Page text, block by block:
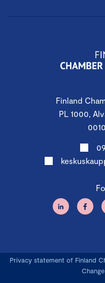
Finland
PL 1000,
Privacy statement of Finland